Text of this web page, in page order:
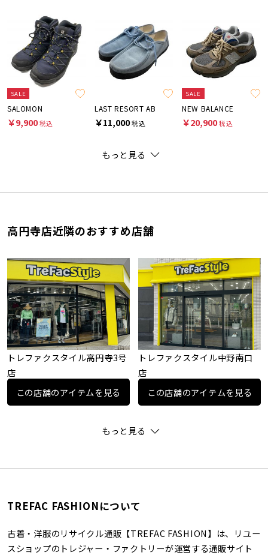
SALE
SALOMON
￥9,900税込
LAST RESORT AB
￥11,000税込
SALE
NEW BALANCE
￥20,900税込
もっと見る
高円寺店近隣のおすすめ店舗
トレファクスタイル高円寺3号
店
この店舗のアイテムを見る
トレファクスタイル中野南口
店
この店舗のアイテムを見る
もっと見る
TREFAC FASHIONについて
古着・洋服のリサイクル通販【TREFAC FASHION】は、リユー
スショップのトレジャー・ファクトリーが運営する通販サイト